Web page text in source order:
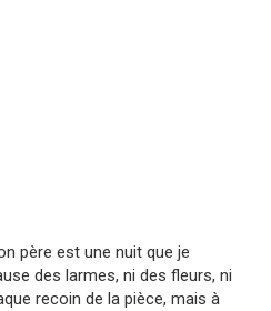
père est une nuit que je
des larmes, ni des fleurs, ni
recoin de la pièce, mais à